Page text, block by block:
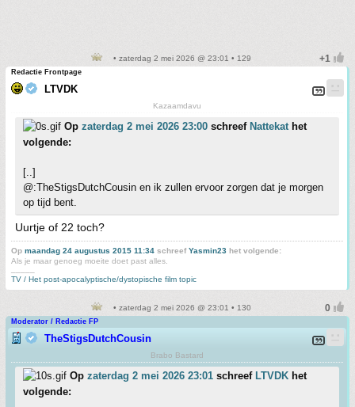
• zaterdag 2 mei 2026 @ 23:01 • 129
Redactie Frontpage
LTVDK
Kazaamdavu
Op zaterdag 2 mei 2026 23:00 schreef Nattekathet
volgende:
[..]
@:TheStigsDutchCousin en ik zullen ervoor zorgen dat je morgen
op tijd bent.
Uurtje of 22 toch?
Op maandag 24 augustus 2015 11:34 schreefYasmin23 het volgende:
Als je maar genoeg moeite doet past alles.
TV / Het post-apocalyptische/dystopische film topic
• zaterdag 2 mei 2026 @ 23:01 • 130
Moderator / Redactie FP
TheStigsDutchCousin
Brabo Bastard
Op zaterdag 2 mei 2026 23:01 schreef LTVDK het
volgende: